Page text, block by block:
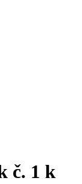
č. 1 k